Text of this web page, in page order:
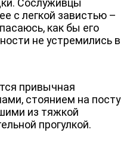
Сослуживцы
с легкой завистью –
как бы его
не устремились в
привычная
стоянием на посту
из тяжкой
прогулкой.